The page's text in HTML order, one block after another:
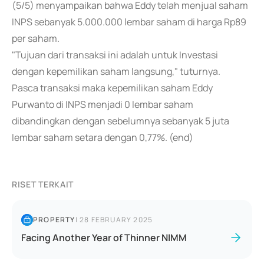
(5/5) menyampaikan bahwa Eddy telah menjual saham
INPS sebanyak 5.000.000 lembar saham di harga Rp89
per saham.
"Tujuan dari transaksi ini adalah untuk Investasi
dengan kepemilikan saham langsung," tuturnya.
Pasca transaksi maka kepemilikan saham Eddy
Purwanto di INPS menjadi 0 lembar saham
dibandingkan dengan sebelumnya sebanyak 5 juta
lembar saham setara dengan 0,77%. (end)
RISET TERKAIT
PROPERTY|28 FEBRUARY 2025
Facing Another Year of Thinner NIMM